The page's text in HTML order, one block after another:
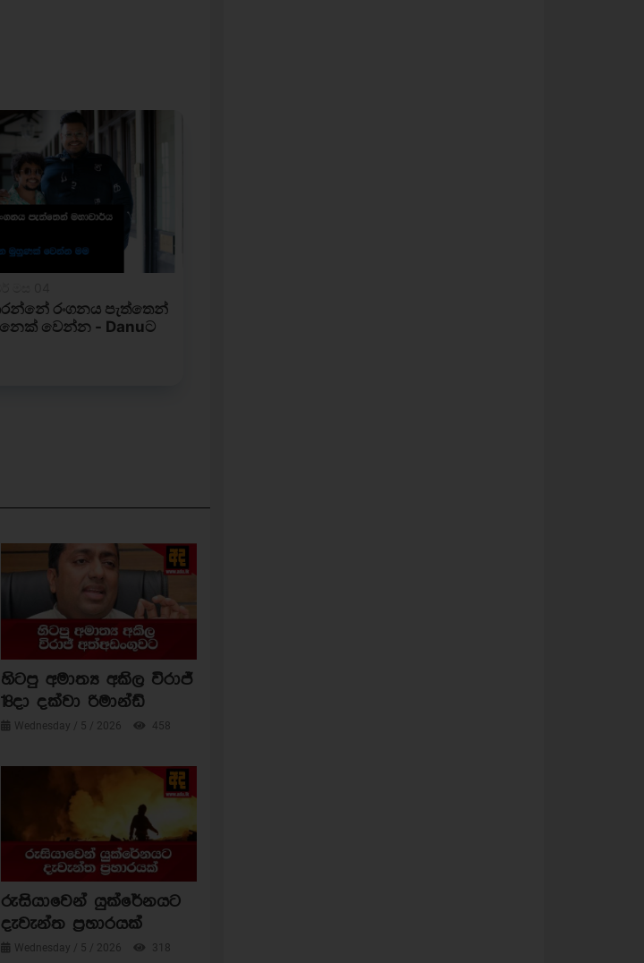
හිටපු අමාත්‍ය අකිල විරාජ්
18දා දක්වා රිමාන්ඩ්
Wednesday / 5 / 2026 458
රුසියාවෙන් යුක්රේනයට
දැවැන්ත ප්‍රහාරයක්
Wednesday / 5 / 2026 318